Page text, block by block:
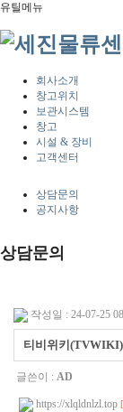
유틸메뉴
회사소개
창고위치
보관시스템
창고
시설 & 장비
고객센터
상담문의
공지사항
상담문의
작성일 : 24-07-25
티비위키
글쓴이 : AD
https://xlqldnlzl.top